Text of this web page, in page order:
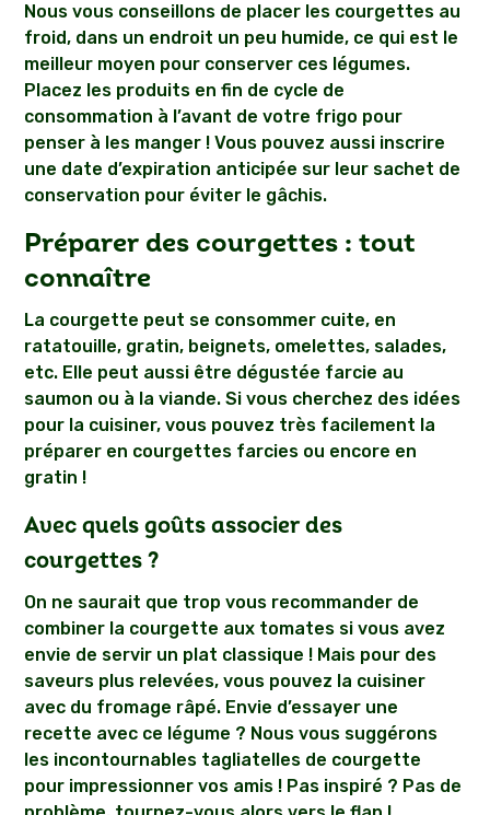
Nous vous conseillons de placer les courgettes au
froid, dans un endroit un peu humide, ce qui est le
meilleur moyen pour conserver ces légumes.
Placez les produits en fin de cycle de
consommation à l’avant de votre frigo pour
penser à les manger ! Vous pouvez aussi inscrire
une date d’expiration anticipée sur leur sachet de
conservation pour éviter le gâchis.
Préparer des courgettes : tout
connaître
La courgette peut se consommer cuite, en
ratatouille, gratin, beignets, omelettes, salades,
etc. Elle peut aussi être dégustée farcie au
saumon ou à la viande. Si vous cherchez des idées
pour la cuisiner, vous pouvez très facilement la
préparer en courgettes farcies ou encore en
gratin !
Avec quels goûts associer des
courgettes ?
On ne saurait que trop vous recommander de
combiner la courgette aux tomates si vous avez
envie de servir un plat classique ! Mais pour des
saveurs plus relevées, vous pouvez la cuisiner
avec du fromage râpé. Envie d’essayer une
recette avec ce légume ? Nous vous suggérons
les incontournables tagliatelles de courgette
pour impressionner vos amis ! Pas inspiré ? Pas de